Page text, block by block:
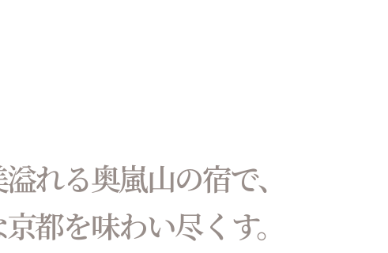
れる奥嵐山の宿で、
都を味わい尽くす。